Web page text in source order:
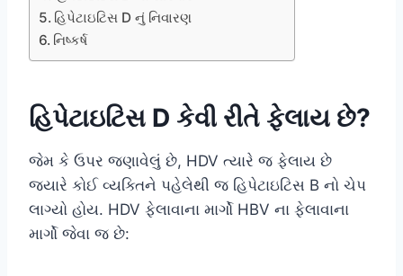
હિપેટાઇટિસ D નું નિવારણ
નિષ્કર્ષ
હિપેટાઇટિસ D કેવી રીતે ફેલાય છે?
જેમ કે ઉપર જણાવેલું છે, HDV ત્યારે જ ફેલાય છે
જ્યારે કોઈ વ્યક્તિને પહેલેથી જ હિપેટાઇટિસ B નો ચેપ
લાગ્યો હોય. HDV ફેલાવાના માર્ગો HBV ના ફેલાવાના
માર્ગો જેવા જ છે: